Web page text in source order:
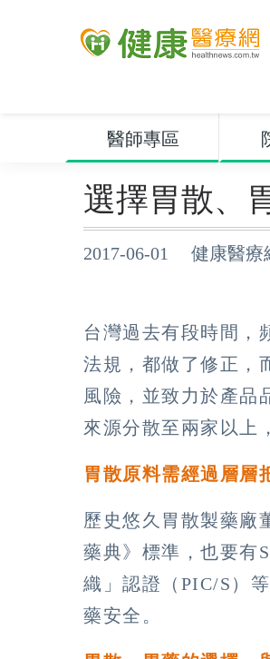
醫師專區
選擇胃散、
2017-06-01 健康醫療
台灣過去有段時間，
法規，都做了修正，
風險，並致力於產品
來源分散至兩家以上
胃散原料需經過層
歷史悠久胃散製藥廠
藥典》標準，也要有
織」認證（PIC/S）
藥安全。